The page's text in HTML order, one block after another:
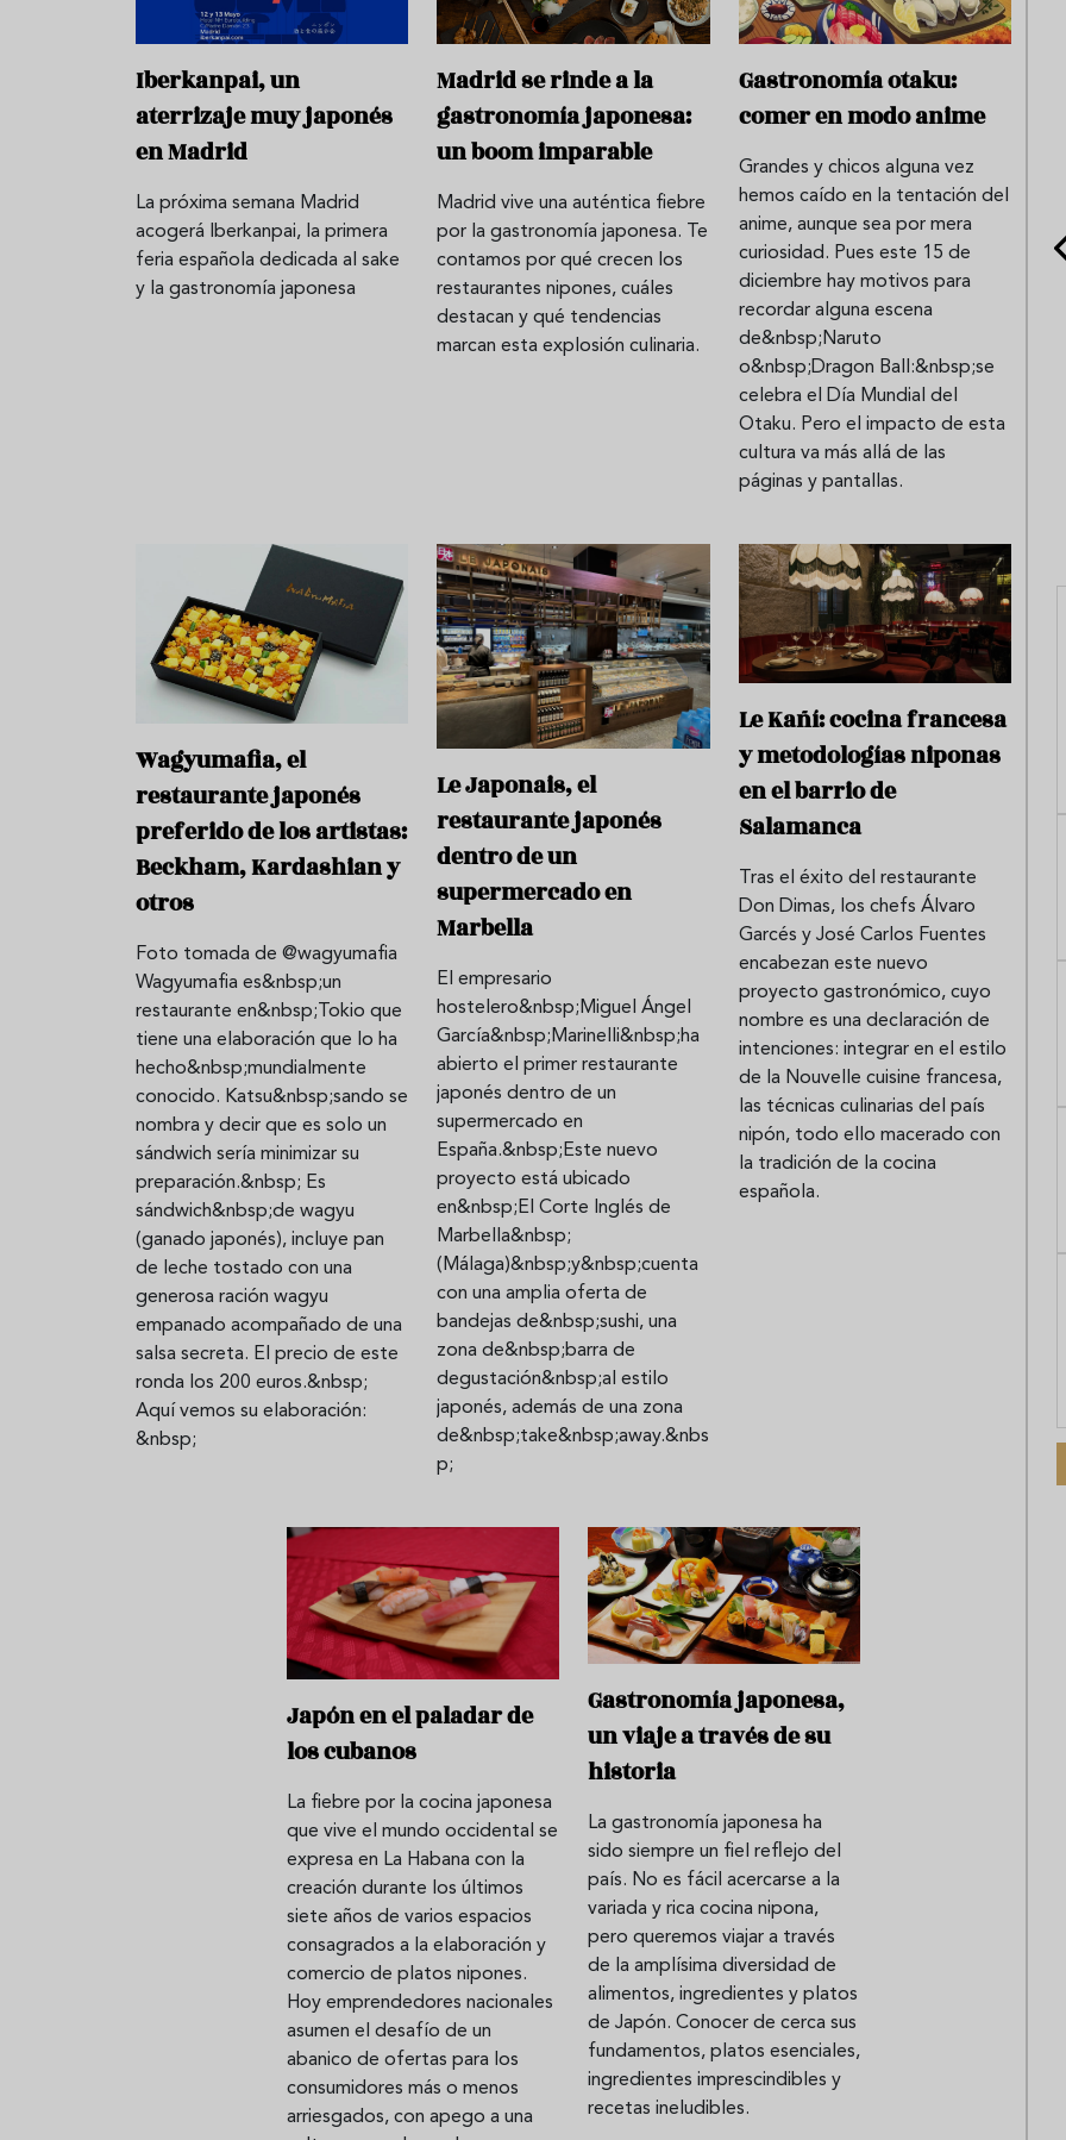
Iberkanpai, un
aterrizaje muy japonés
en Madrid
La próxima semana Madrid
acogerá Iberkanpai, la primera
feria española dedicada al sake
y la gastronomía japonesa
Madrid se rinde a la
gastronomía japonesa:
un boom imparable
Madrid vive una auténtica fiebre
por la gastronomía japonesa. Te
contamos por qué crecen los
restaurantes nipones, cuáles
destacan y qué tendencias
marcan esta explosión culinaria.
Gastronomía otaku:
comer en modo anime
Grandes y chicos alguna vez
hemos caído en la tentación del
anime, aunque sea por mera
curiosidad. Pues este 15 de
diciembre hay motivos para
recordar alguna escena
de&nbsp;Naruto
o&nbsp;Dragon Ball:&nbsp;se
celebra el Día Mundial del
Otaku. Pero el impacto de esta
cultura va más allá de las
páginas y pantallas.
Wagyumafia, el
restaurante japonés
preferido de los artistas:
Beckham, Kardashian y
otros
Foto tomada de @wagyumafia
Wagyumafia es&nbsp;un
restaurante en&nbsp;Tokio que
tiene una elaboración que lo ha
hecho&nbsp;mundialmente
conocido. Katsu&nbsp;sando se
nombra y decir que es solo un
sándwich sería minimizar su
preparación.&nbsp; Es
sándwich&nbsp;de wagyu
(ganado japonés), incluye pan
de leche tostado con una
generosa ración wagyu
empanado acompañado de una
salsa secreta. El precio de este
ronda los 200 euros.&nbsp;
Aquí vemos su elaboración:
&nbsp;
Le Japonais, el
restaurante japonés
dentro de un
supermercado en
Marbella
El empresario
hostelero&nbsp;Miguel Ángel
García&nbsp;Marinelli&nbsp;ha
abierto el primer restaurante
japonés dentro de un
supermercado en
España.&nbsp;Este nuevo
proyecto está ubicado
en&nbsp;El Corte Inglés de
Marbella&nbsp;
(Málaga)&nbsp;y&nbsp;cuenta
con una amplia oferta de
bandejas de&nbsp;sushi, una
zona de&nbsp;barra de
degustación&nbsp;al estilo
japonés, además de una zona
de&nbsp;take&nbsp;away.&nbs
p;
Le Kañí: cocina francesa
y metodologías niponas
en el barrio de
Salamanca
Tras el éxito del restaurante
Don Dimas, los chefs Álvaro
Garcés y José Carlos Fuentes
encabezan este nuevo
proyecto gastronómico, cuyo
nombre es una declaración de
intenciones: integrar en el estilo
de la Nouvelle cuisine francesa,
las técnicas culinarias del país
nipón, todo ello macerado con
la tradición de la cocina
española.
Japón en el paladar de
los cubanos
La fiebre por la cocina japonesa
que vive el mundo occidental se
expresa en La Habana con la
creación durante los últimos
siete años de varios espacios
consagrados a la elaboración y
comercio de platos nipones.
Hoy emprendedores nacionales
asumen el desafío de un
abanico de ofertas para los
consumidores más o menos
arriesgados, con apego a una
Gastronomía japonesa,
un viaje a través de su
historia
La gastronomía japonesa ha
sido siempre un fiel reflejo del
país. No es fácil acercarse a la
variada y rica cocina nipona,
pero queremos viajar a través
de la amplísima diversidad de
alimentos, ingredientes y platos
de Japón. Conocer de cerca sus
fundamentos, platos esenciales,
ingredientes imprescindibles y
recetas ineludibles.